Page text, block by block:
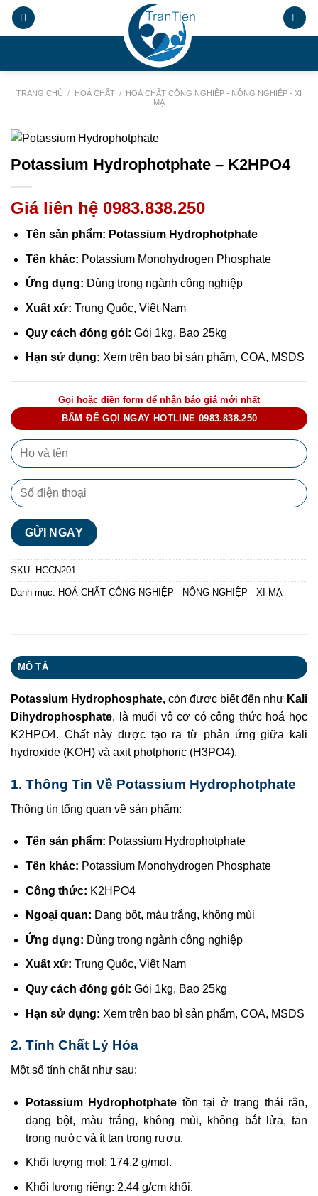
Chuyển
đến
.
TRANG CHỦ / HOÁ CHẤT / HOÁ CHẤT CÔNG NGHIỆP - NÔNG NGHIỆP - XI
MẠ
Potassium Hydrophotphate – K2HPO4
Giá liên hệ 0983.838.250
Tên sản phẩm: Potassium Hydrophotphate
Tên khác: Potassium Monohydrogen Phosphate
Ứng dụng: Dùng trong ngành công nghiệp
Xuất xứ: Trung Quốc, Việt Nam
Quy cách đóng gói: Gói 1kg, Bao 25kg
Hạn sử dụng: Xem trên bao bì sản phẩm, COA, MSDS
Gọi hoặc điền form để nhận báo giá mới nhất
BẤM ĐỂ GỌI NGAY HOTLINE 0983.838.250
SKU: HCCN201
Danh mục: HOÁ CHẤT CÔNG NGHIỆP - NÔNG NGHIỆP - XI MẠ
MÔ TẢ
Potassium Hydrophosphate, còn được biết đến như Kali
Dihydrophosphate, là muối vô cơ có công thức hoá học
K2HPO4. Chất này được tạo ra từ phản ứng giữa kali
hydroxide (KOH) và axit photphoric (H3PO4).
1. Thông Tin Về Potassium Hydrophotphate
Thông tin tổng quan về sản phẩm:
Tên sản phẩm: Potassium Hydrophotphate
Tên khác: Potassium Monohydrogen Phosphate
Công thức: K2HPO4
Ngoại quan: Dạng bột, màu trắng, không mùi
Ứng dụng: Dùng trong ngành công nghiệp
Xuất xứ: Trung Quốc, Việt Nam
Quy cách đóng gói: Gói 1kg, Bao 25kg
Hạn sử dụng: Xem trên bao bì sản phẩm, COA, MSDS
2. Tính Chất Lý Hóa
Một số tính chất như sau:
Potassium Hydrophotphate tồn tại ở trạng thái rắn,
dạng bột, màu trắng, không mùi, không bắt lửa, tan
trong nước và ít tan trong rượu.
Khối lượng mol: 174.2 g/mol.
Khối lượng riêng: 2.44 g/cm khối.